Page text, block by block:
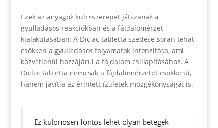
Ezek az anyagok kulcsszerepet játszanak a
gyulladásos reakciókban és a fájdalomérzet
kialakulásában. A Diclac tabletta szedése során tehát
csökken a gyulladásos folyamatok intenzitása, ami
közvetlenül hozzájárul a fájdalom csillapításához. A
Diclac tabletta nemcsak a fájdalomérzetet csökkenti,
hanem javítja az érintett ízületek mozgékonyságát is.
Ez különösen fontos lehet olyan betegek